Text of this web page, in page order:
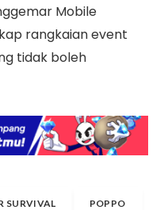
Mobile
rangkaian event
tidak boleh
SURVIVAL POPPO